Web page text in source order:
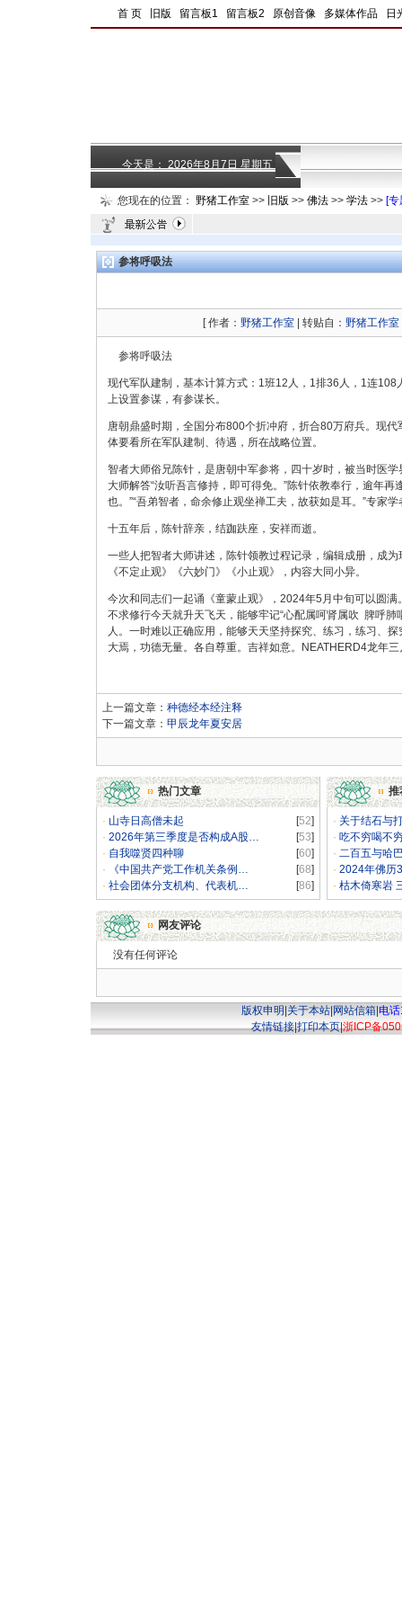
首 页 旧版 留言板1 留言板2 原创音像 多媒体作品 日
今天是： 2026年8月7日 星期五
您现在的位置： 野猪工作室 >> 旧版 >> 佛法 >> 学法 >> [专
参将呼吸法
[ 作者： 野猪工作室 | 转贴自： 野猪工作室
参将呼吸法
现代军队建制，基本计算方式：1班12人，1排36人，1连
上设置参谋，有参谋长。
唐朝鼎盛时期，全国分布800个折冲府，折合80万府兵。现
体要看所在军队建制、待遇，所在战略位置。
智者大师俗兄陈针，是唐朝中军参将，四十岁时，被当时医
大师解答“汝听吾言修持，即可得免。”陈针依教奉行，逾年
也。”“吾弟智者，命余修止观坐禅工夫，故获如是耳。”专家
十五年后，陈针辞亲，结跏趺座，安祥而逝。
一些人把智者大师讲述，陈针领教过程记录，编辑成册，成
《不定止观》《六妙门》《小止观》，内容大同小异。
今次和同志们一起诵《童蒙止观》，2024年5月中旬可以圆
不求修行今天就升天飞天，能够牢记“心配属呵肾属吹 脾呼
人。一时难以正确应用，能够天天坚持探究、练习，练习、
大焉，功德无量。各自尊重。吉祥如意。NEATHERD4龙年
上一篇文章： 种德经本经注释
下一篇文章： 甲辰龙年夏安居
热门文章 推
· 山寺日高僧未起 [52]
· 2026年第三季度是否构成A股… [53]
· 自我噬贤四种聊 [60]
·
《中国共产党工作机关条例… [68]
· 社会团体分支机构、代表机… [86]
· 关于结石与
· 吃不穷喝不
· 二百五与哈
· 2024年佛历
· 枯木倚寒岩
网友评论
没有任何评论
版权申明 关于本站| 网站信箱| 电
友情链接|打印本页|浙ICP备